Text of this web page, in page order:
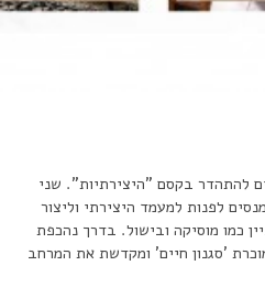
להתהדר בקסם "היצירתיות". שני
לפנות למעמד היצירתי וליצור
כמו מוסיקה ובישול. בדרך נהכפת
'סגנון חיים' ומקדשת את המרחב